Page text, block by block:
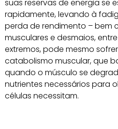
suas reservas de energia se
rapidamente, levando à
perda de rendimento – bem
musculares e desmaios,
extremos, pode mesmo
catabolismo muscular, que
quando o músculo se
nutrientes necessários para
células necessitam.